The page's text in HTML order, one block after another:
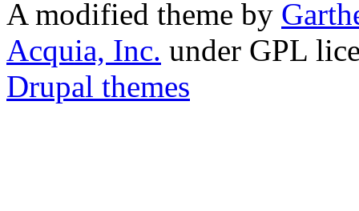
A modified theme by
Acquia, Inc. under GPL
Drupal themes